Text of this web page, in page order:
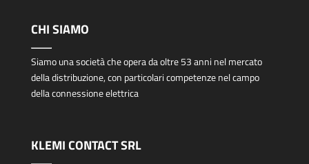
CHI SIAMO
Siamo una società che opera da oltre 53 anni nel mercato
della distribuzione, con particolari competenze nel campo
della connessione elettrica
KLEMI CONTACT SRL